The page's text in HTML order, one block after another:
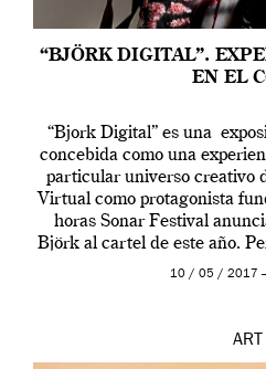
“BJÖRK DIGITAL”.
EN EL
“Bjork Digital” es una
concebida como una
particular universo creativo
Virtual como protagonista
horas Sonar Festival
Björk al cartel de este año.
en una de las10 / 05 / 2017
ART